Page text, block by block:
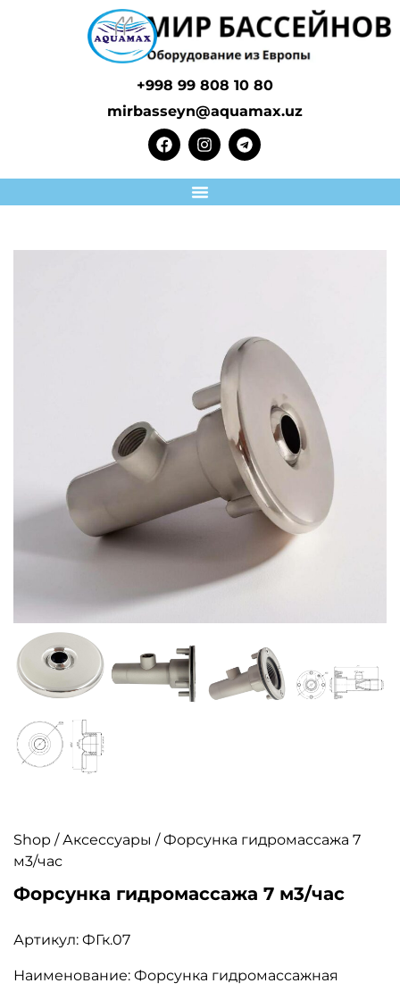
+998 99 808 10 80
mirbasseyn@aquamax.uz
Shop /Аксессуары / Форсунка гидромассажа 7
м3/час
Форсунка гидромассажа 7 м3/час
Артикул: ФГк.07
Наименование: Форсунка гидромассажная